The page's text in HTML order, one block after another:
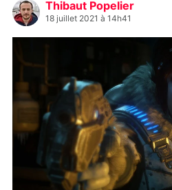
Thibaut Popelier
18 juillet 2021 à 14h41